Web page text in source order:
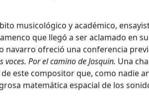
musicológico y académico,
que llegó a ser aclamado en
navarro ofreció una conferencia
voces. Por el camino de Josquin. Una
este compositor que, como nadie
matemática espacial de los